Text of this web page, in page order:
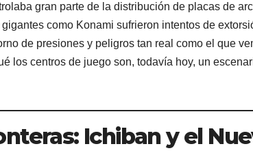
gran parte de la distribución de placas de
como Konami sufrieron intentos de
de presiones y peligros tan real como el que
los centros de juego son, todavía hoy, un
Ichiban y el